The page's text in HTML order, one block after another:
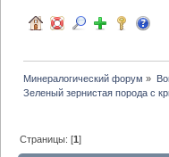
Минералогический форум »
Зеленый зернистая порода с
Страницы: [1]